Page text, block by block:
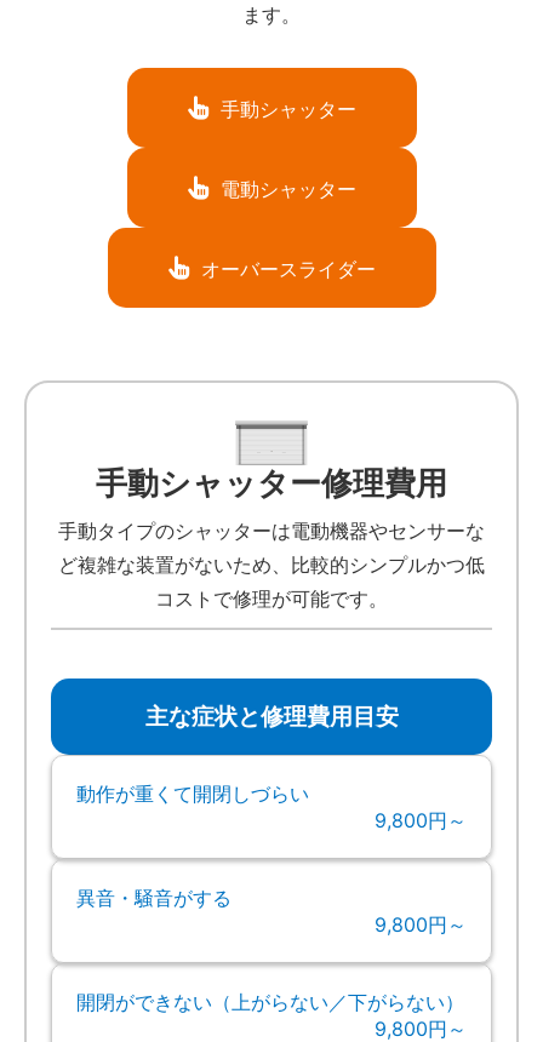
ます。
手動シャッター
電動シャッター
オーバースライダー
手動シャッター修理費用
手動タイプのシャッターは電動機器やセンサーな
ど複雑な装置がないため、比較的シンプルかつ低
コストで修理が可能です。
主な症状と修理費用目安
動作が重くて開閉しづらい
9,800円～
異音・騒音がする
9,800円～
開閉ができない（上がらない／下がらない）
9,800円～